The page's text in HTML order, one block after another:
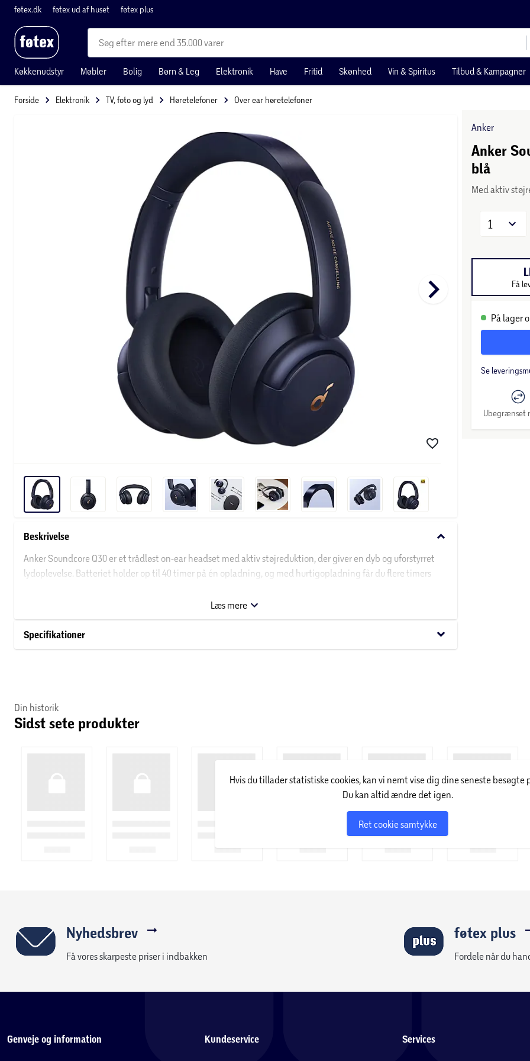
føtex.dk føtex ud af huset føtex plus
mere end 35.000 varer
Køkkenudstyr Møbler Bolig Børn & Leg Elektronik Have Fritid Skønhed Vin & Spiritus Tilbud & Kampagner
Forside Elektronik TV, foto og lyd Høretelefoner Over ear høretelefoner
keyboard_arrow_right
Beskrivelse keyboard_arrow_down
Anker Soundcore Q30 er et trådløst on-ear headset med aktiv støjreduktion, der giver en dyb og uforstyrret
lydoplevelse. Batteriet holder op til 40 timer på én opladning, og med hurtigopladning får du flere timers
fyldig lyd med kraftig bas og justerbare lydprofiler via Soundcore-appen. Den komfortable, lette pasform med
bløde ørepuder gør dem behagelige at bruge hele dagen.
Læs mere
Specifikationer keyboard_arrow_down
Anker
Anker
blå
Med aktiv
1
Få
På lager
Se
Ubegrænset
Din historik
Sidst sete produkter
Hvis du tillader statistiske cookies, kan vi nemt vise dig dine seneste besøgte
Du kan altid ændre det igen.
Ret cookie samtykke
Nyhedsbrev
Få vores skarpeste priser i indbakken
føtex plus
Fordele når du
Genveje og information Kundeservice Services